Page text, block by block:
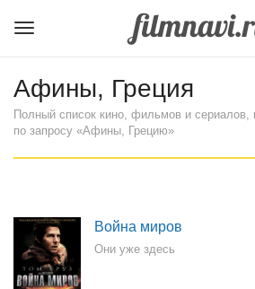
Афины, Греция
Полный список кино, фильмов и сериалов,
по запросу «Афины, Грецию»
Война миров
Они уже здесь